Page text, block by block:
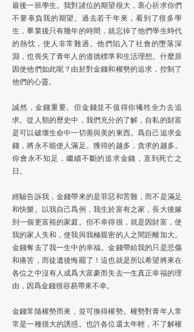
最後一班學生。我對諸位的期望很大，衷心祈求你們
不要辜負我的期望。過去若干年來，看到了很多學
生，畢業後只有幾年的時間，就忘掉了他們學生時代
的熱忱，使人非常難過。他們陷入了社會的墮落深
淵，也喪失了青年人的道德標準和生活理想。什麼原
因使他們如此呢？由於對金錢和權勢的追求，控制了
他們的心靈。
誠然，金錢重要。但金錢並不值得你犧牲全力去追
求。從人類的歷史中，我們充分的了解，自私的財富
是可以破壞生命中一切善與美的東西。爲自己追求金
錢，將永不能使人滿足。獲得的越多，貪求的越多。
你會永不知足，繼續不斷的追求金錢，直到死亡之
日。
經驗告訴我，金錢帶來的是罪惡和苦難，而不是滿足
和快樂。以我自己爲例，我生於富有之家，長大後嫁
到一個更富裕的家庭。但不幸得很，就是因財富，使
我的家人失和，使我與我極親密的人之間距離加大。
金錢奪去了我一生中的幸福。金錢帶給我的只是悲傷
和痛苦，而徒遺後悔罷了！這也就是所以希望將來在
各位之中沒有人成爲大富豪而失去一生真正幸福的理
由，因爲金錢很容易帶來不幸。
金錢常隨權勢而來，並可換得權勢。權勢對青年人常
常是一種很大的誘惑。也許各位還太年輕，不了解權